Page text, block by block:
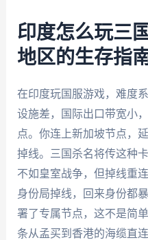
印度怎么玩三
地区的生存指
在印度玩国服游戏，难度
设施差，国际出口带宽小
点。你连上新加坡节点，
掉线。三国杀名将传这种
不如皇室战争，但掉线重
身份局掉线，回来身份都暴
署了专属节点，这不是简
条从孟买到香港的海缆直